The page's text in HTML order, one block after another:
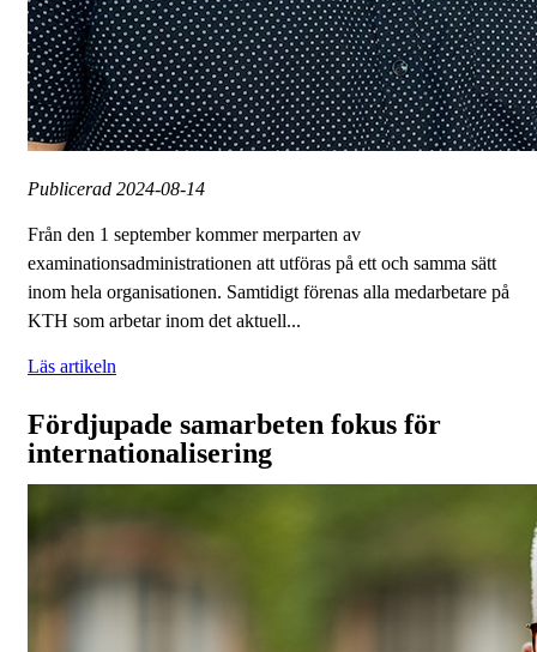
Publicerad 2024-08-14
Från den 1 september kommer merparten av
examinationsadministrationen att utföras på ett och samma sätt
inom hela organisationen. Samtidigt förenas alla medarbetare på
KTH som arbetar inom det aktuell...
Läs artikeln
Fördjupade samarbeten fokus för
internationalisering